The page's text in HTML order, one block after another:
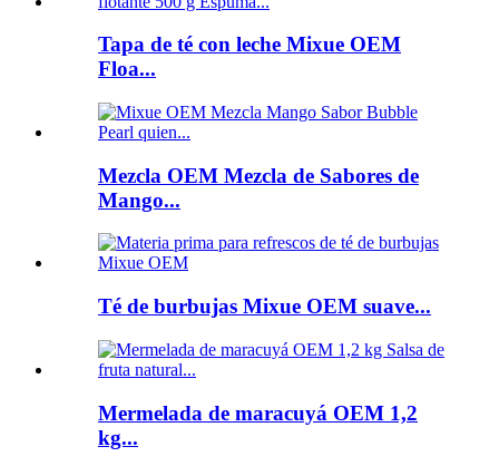
Tapa de té con leche Mixue OEM
Floa...
Mezcla OEM Mezcla de Sabores de
Mango...
Té de burbujas Mixue OEM suave...
Mermelada de maracuyá OEM 1,2
kg...